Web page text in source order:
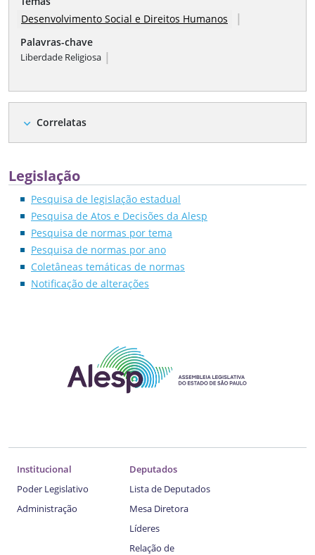
Desenvolvimento Social e Direitos Humanos
|
Palavras-chave
Liberdade Religiosa |
expand_more Correlatas
Legislação
Pesquisa de legislação estadual
Pesquisa de Atos e Decisões da Alesp
Pesquisa de normas por tema
Pesquisa de normas por ano
Coletâneas temáticas de normas
Notificação de alterações
Institucional
Poder Legislativo
Administração
Deputados
Lista de Deputados
Mesa Diretora
Líderes
Relação de